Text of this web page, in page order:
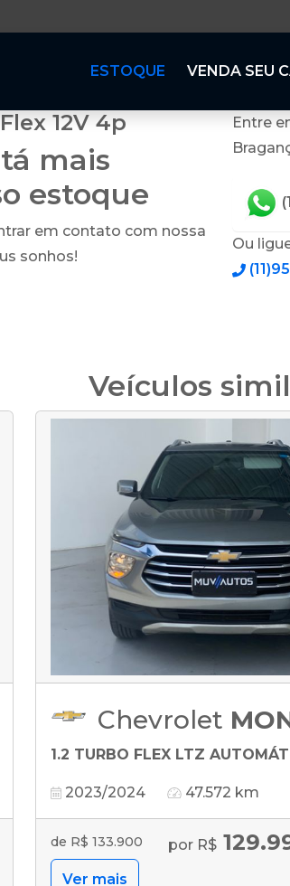
ESTOQUE VENDA SEU
12V 4p
mais
estoque
em contato com nossa
sonhos!
Entre
Ou
Veículos
Chevrolet
1.2 TURBO FLEX LTZ
2023/2024 47.572 km
de R$ 133.900 por R$
Ver mais